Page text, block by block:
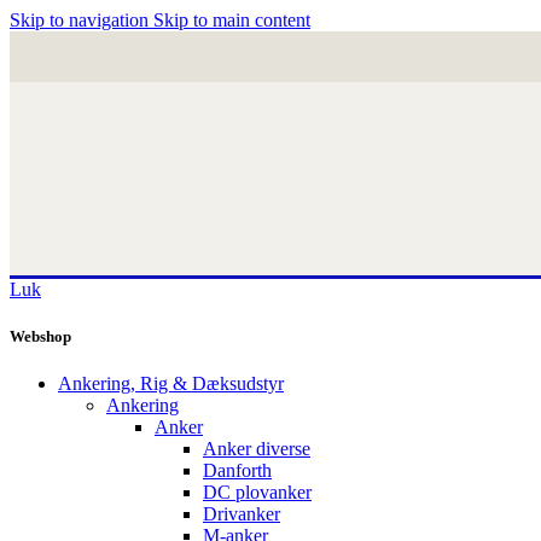
Skip to navigation Skip to main content
Luk
Webshop
Ankering, Rig & Dæksudstyr
Ankering
Anker
Anker diverse
Danforth
DC plovanker
Drivanker
M-anker